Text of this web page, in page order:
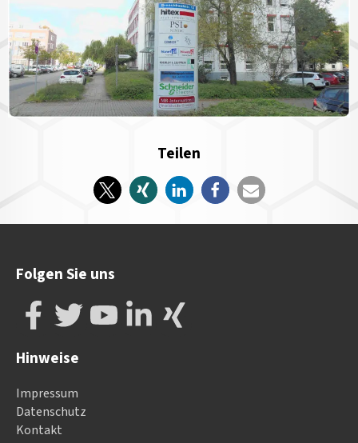
Teilen
Folgen Sie uns
Hinweise
Impressum
Datenschutz
Kontakt